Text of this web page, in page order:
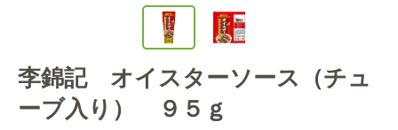
李錦記 オイスターソース（チュ
ーブ入り） ９５ｇ